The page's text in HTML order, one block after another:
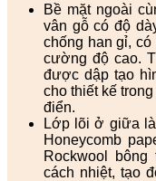
Bề mặt ngoài
vân gỗ có độ
chống han gỉ,
cường độ cao.
được dập tạo
cho thiết kế
điển.
Lớp lõi ở giữa
Honeycomb
Rockwool
cách nhiệt, tạo